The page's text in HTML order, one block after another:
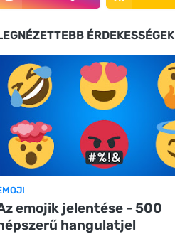
ÉRDEKESSÉGEK
emojik jelentése - 500
hangulatjel